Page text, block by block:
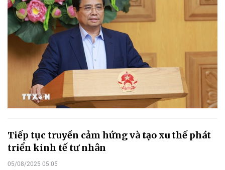
Tiếp tục truyền cảm hứng và tạo xu thế phát
triển kinh tế tư nhân
05/08/2025 05:05